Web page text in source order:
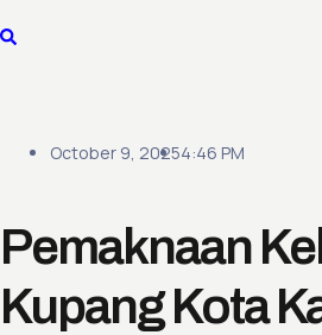
to
October 9, 20254:46 PM
Pemaknaan
Kupang Kota